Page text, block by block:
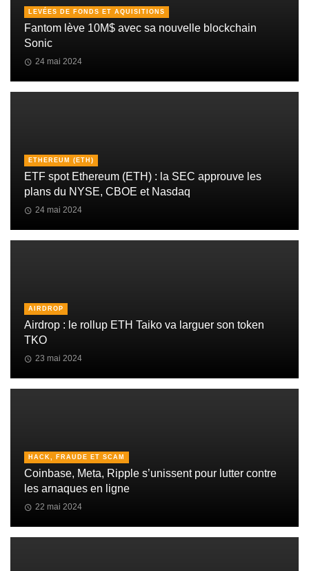
LEVÉES DE FONDS ET AQUISITIONS
Fantom lève 10M$ avec sa nouvelle blockchain
Sonic
24 mai 2024
ETHEREUM (ETH)
ETF spot Ethereum (ETH) : la SEC approuve les
plans du NYSE, CBOE et Nasdaq
24 mai 2024
AIRDROP
Airdrop : le rollup ETH Taiko va larguer son token
TKO
23 mai 2024
HACK, FRAUDE ET SCAM
Coinbase, Meta, Ripple s’unissent pour lutter contre
les arnaques en ligne
22 mai 2024